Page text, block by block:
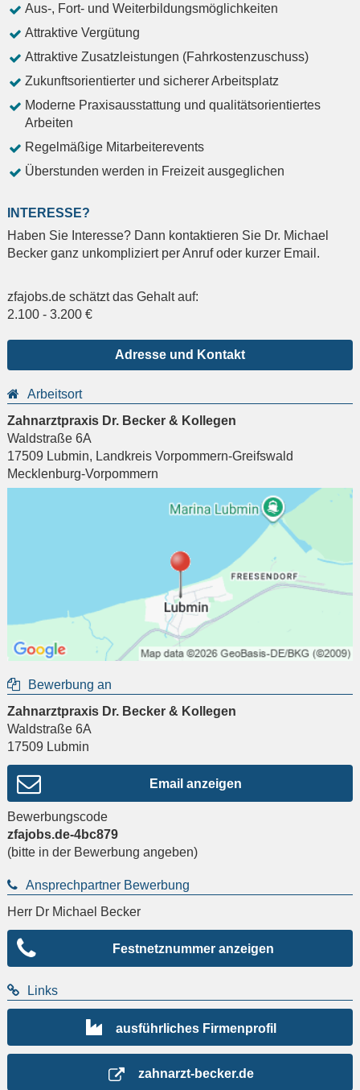
Aus-, Fort- und Weiterbildungsmöglichkeiten
Attraktive Vergütung
Attraktive Zusatzleistungen (Fahrkostenzuschuss)
Zukunftsorientierter und sicherer Arbeitsplatz
Moderne Praxisausstattung und qualitätsorientiertes
Arbeiten
Regelmäßige Mitarbeiterevents
Überstunden werden in Freizeit ausgeglichen
INTERESSE?
Haben Sie Interesse? Dann kontaktieren Sie Dr. Michael
Becker ganz unkompliziert per Anruf oder kurzer Email.
zfajobs.de schätzt das Gehalt auf:
2.100 - 3.200 €
Adresse und Kontakt
Arbeitsort
Zahnarztpraxis Dr. Becker & Kollegen
Waldstraße 6A
17509 Lubmin, Landkreis Vorpommern-Greifswald
Mecklenburg-Vorpommern
Bewerbung an
Zahnarztpraxis Dr. Becker & Kollegen
Waldstraße 6A
17509 Lubmin
Email anzeigen
Bewerbungscode
zfajobs.de-4bc879
(bitte in der Bewerbung angeben)
Ansprechpartner Bewerbung
Herr Dr Michael Becker
Festnetznummer anzeigen
Links
ausführliches Firmenprofil
zahnarzt-becker.de